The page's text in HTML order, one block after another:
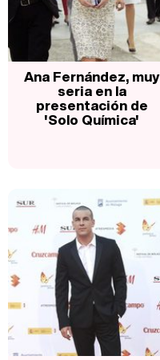
Ana Fernández, muy
seria en la
presentación de
'Solo Química'